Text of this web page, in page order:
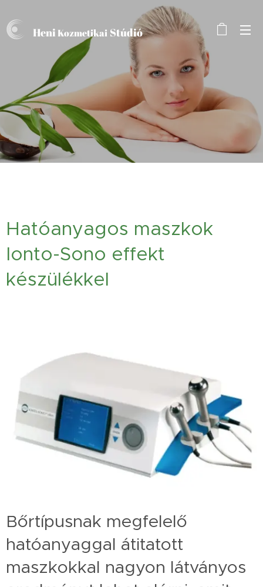
Heni Kozmetikai Stúdió
Hatóanyagos maszkok
Ionto-Sono effekt
készülékkel
Bőrtípusnak megfelelő
hatóanyaggal átitatott
maszkokkal nagyon látványos